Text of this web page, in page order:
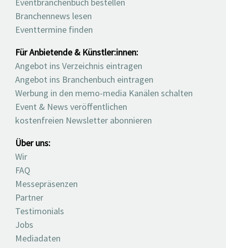
Branchennews lesen
Eventtermine finden
Für Anbietende & Künstler:innen:
Angebot ins Verzeichnis eintragen
Angebot ins Branchenbuch eintragen
Werbung in den memo-media Kanälen schalten
Event & News veröffentlichen
kostenfreien Newsletter abonnieren
Über uns:
Wir
FAQ
Messepräsenzen
Partner
Testimonials
Jobs
Mediadaten